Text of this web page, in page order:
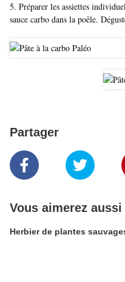
5. Préparer les assiettes
sauce carbo dans la poêle.
Partager
Vous aimerez aussi
Herbier de plantes